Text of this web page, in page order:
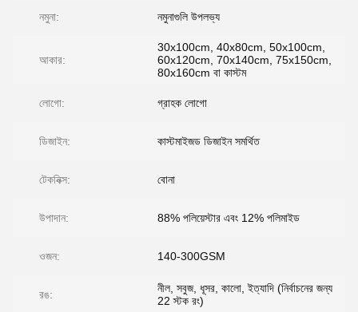
নমুনা: নমুনাগুলি উপলভ্য
আকার:
30x100cm, 40x80cm, 50x100cm,
60x120cm, 70x140cm, 75x150cm,
80x160cm বা কাস্টম
লোগো: গ্রাহক লোগো
ডিজাইন: কাস্টমাইজড ডিজাইন সমর্থিত
টেকনিক্স: বোনা
উপাদান: 88% পলিয়েস্টার এবং 12% পলিমাইড
ওজন: 140-300GSM
রঙ:
নীল, সবুজ, ধূসর, কালো, ইত্যাদি (নির্বাচনের জন্য
22 স্টক রং)